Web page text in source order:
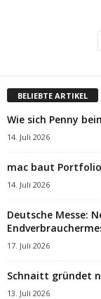
BELIEBTE ARTIKEL
Wie sich Penny
14. Juli 2026
mac baut Portfolio
14. Juli 2026
Deutsche Messe:
17. Juli 2026
Schnaitt gründet
13. Juli 2026